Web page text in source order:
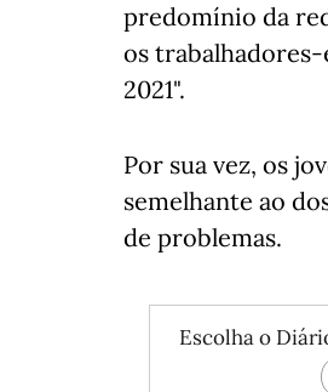
predomínio da
os
2021".
Por sua vez, os
semelhante ao
de problemas.
Escolha o